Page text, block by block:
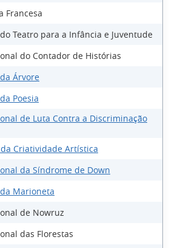
Francesa
Teatro para a Infância e Juventude
do Contador de Histórias
Árvore
Poesia
de Luta Contra a Discriminação
Criatividade Artística
da Síndrome de Down
Marioneta
de Nowruz
das Florestas